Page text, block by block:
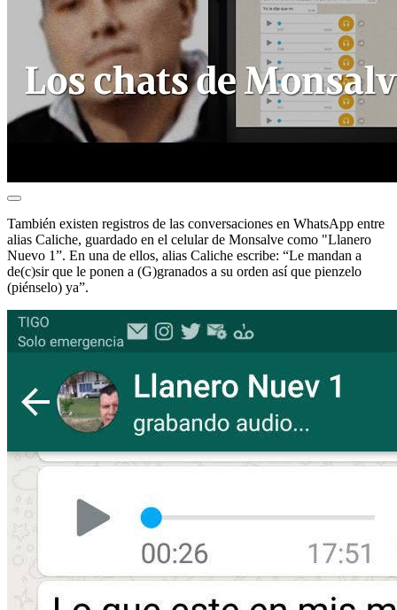
También existen registros de las conversaciones en WhatsApp entre
alias Caliche, guardado en el celular de Monsalve como "Llanero
Nuevo 1”. En una de ellos, alias Caliche escribe: “Le mandan a
de(c)sir que le ponen a (G)granados a su orden así que pienzelo
(piénselo) ya”.